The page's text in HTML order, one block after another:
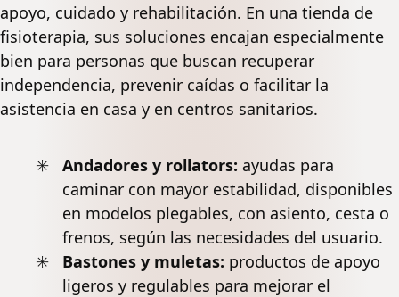
apoyo, cuidado y rehabilitación. En una tienda de
fisioterapia, sus soluciones encajan especialmente
bien para personas que buscan recuperar
independencia, prevenir caídas o facilitar la
asistencia en casa y en centros sanitarios.
Andadores y rollators: ayudas para
caminar con mayor estabilidad, disponibles
en modelos plegables, con asiento, cesta o
frenos, según las necesidades del usuario.
Bastones y muletas: productos de apoyo
ligeros y regulables para mejorar el